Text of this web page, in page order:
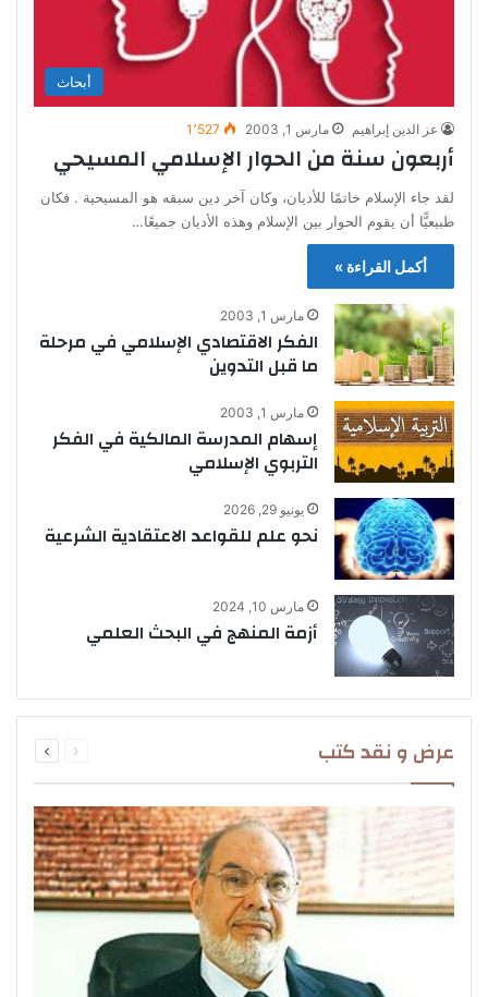
أبحاث
عز الدين إبراهيم مارس 1, 2003 1٬527
أربعون سنة من الحوار الإسلامي المسيحي
لقد جاء الإسلام خاتمًا للأديان، وكان آخر دين سبقه هو المسيحية . فكان
طبيعيًّا أن يقوم الحوار بين الإسلام وهذه الأديان جميعًا…
أكمل القراءة »
مارس 1, 2003
الفكر الاقتصادي الإسلامي في مرحلة
ما قبل التدوين
مارس 1, 2003
إسهام المدرسة المالكية في الفكر
التربوي الإسلامي
يونيو 29, 2026
نحو علم للقواعد الاعتقادية الشرعية
مارس 10, 2024
أزمة المنهج في البحث العلمي
عرض و نقد كتب
الصفحة